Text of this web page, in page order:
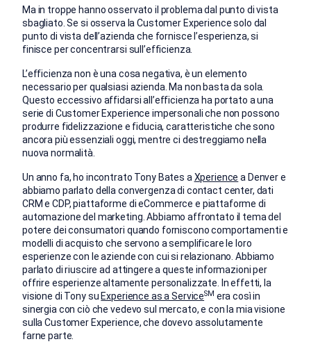
Ma in troppe hanno osservato il problema dal punto di vista
sbagliato. Se si osserva la Customer Experience solo dal
punto di vista dell’azienda che fornisce l’esperienza, si
finisce per concentrarsi sull’efficienza.
L’efficienza non è una cosa negativa, è un elemento
necessario per qualsiasi azienda. Ma non basta da sola.
Questo eccessivo affidarsi all’efficienza ha portato a una
serie di Customer Experience impersonali che non possono
produrre fidelizzazione e fiducia, caratteristiche che sono
ancora più essenziali oggi, mentre ci destreggiamo nella
nuova normalità.
Un anno fa, ho incontrato Tony Bates a Xperience a Denver e
abbiamo parlato della convergenza di contact center, dati
CRM e CDP, piattaforme di eCommerce e piattaforme di
automazione del marketing. Abbiamo affrontato il tema del
potere dei consumatori quando forniscono comportamenti e
modelli di acquisto che servono a semplificare le loro
esperienze con le aziende con cui si relazionano. Abbiamo
parlato di riuscire ad attingere a queste informazioni per
offrire esperienze altamente personalizzate. In effetti, la
visione di Tony su Experience as a ServiceSM era così in
sinergia con ciò che vedevo sul mercato, e con la mia visione
sulla Customer Experience, che dovevo assolutamente
farne parte.